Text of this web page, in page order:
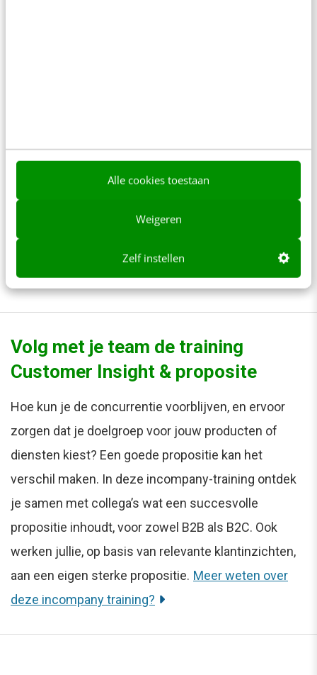
Alle cookies toestaan
Weigeren
Zelf instellen
Vormgevers kijken naar het grotere geheel
en maken creatief en praktisch gebruik van
maar ook verrassend.” (Vormgeving telt,
BNO 2001).
Volg met je team de training
Customer Insight & proposite
Hoe kun je de concurrentie voorblijven, en ervoor
zorgen dat je doelgroep voor jouw producten of
diensten kiest? Een goede propositie kan het
verschil maken. In deze incompany-training ontdek
je samen met collega’s wat een succesvolle
propositie inhoudt, voor zowel B2B als B2C. Ook
werken jullie, op basis van relevante klantinzichten,
aan een eigen sterke propositie. Meer weten over
deze incompany training?